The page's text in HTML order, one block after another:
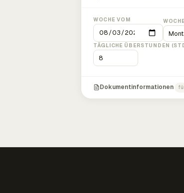
WOCHE VOM
TÄGLICHE ÜBERSTUNDEN
Dokumentinformationen